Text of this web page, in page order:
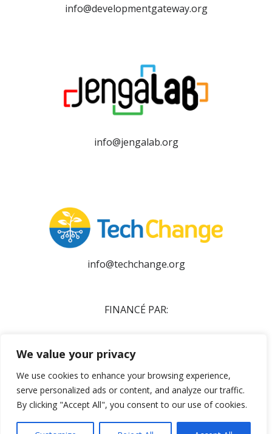
We value your privacy
We use cookies to enhance your browsing experience,
serve personalized ads or content, and analyze our traffic.
By clicking "Accept All", you consent to our use of cookies.
info@developmentgateway.org
info@jengalab.org
info@techchange.org
FINANCÉ PAR: